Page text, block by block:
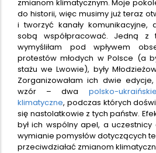
zmianom klimatycznym. Moje
do historii, więc musimy już teraz
i tworzyć kanały komunikacyjne,
sobą współpracować. Jedną z
wymyśliłam pod wpływem
protestów młodych w Polsce (a
stażu we Lwowie), były
Zorganizowałam ich dwie
wzór – dwa polsko-
klimatyczne, podczas których
się nastolatkowie z tych państw.
był ich wspólny apel, a
wymianie pomysłów dotyczących
przeciwdziałać zmianom